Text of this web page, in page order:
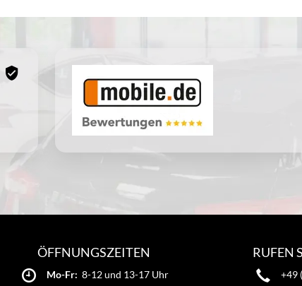
ÖFFNUNGSZEITEN
Mo-Fr: 8-12 und 13-17 Uhr
RUFEN
+49